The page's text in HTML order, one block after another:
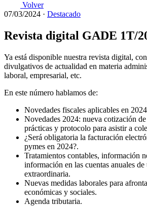
Volver
07/03/2024 · Destacado
Revista digital GADE 1T/
Ya está disponible nuestra revista digital,
divulgativos de actualidad en materia
laboral, empresarial, etc.
En este número hablamos de:
Novedades fiscales aplicables en
Novedades 2024: nueva cotización
prácticas y protocolo para asistir a
¿Será obligatoria la facturación
pymes en 2024?.
Tratamientos contables, información
información en las cuentas anuales
extraordinaria.
Nuevas medidas laborales para
económicas y sociales.
Agenda tributaria.